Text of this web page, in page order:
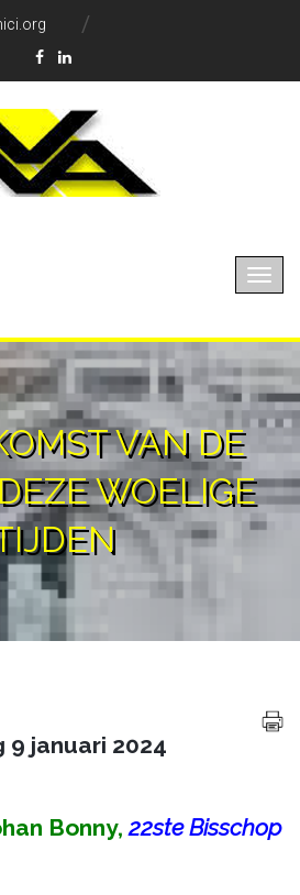
VAN DE
WOELIGE
9 januari 2024
Bonny,22ste Bisschop